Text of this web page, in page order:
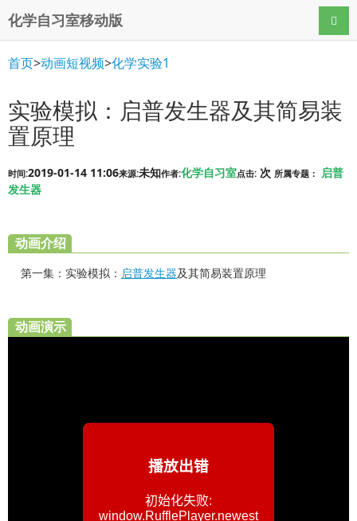
化学自习室移动版 导航
首页>动画短视频>化学实验1
实验模拟：启普发生器及其简易装
置原理
时间:2019-01-14 11:06来源:未知作者:化学自习室点击: 次 所属专题： 启普
发生器
动画介绍
第一集：实验模拟： 启普发生器及其简易装置原理
动画演示